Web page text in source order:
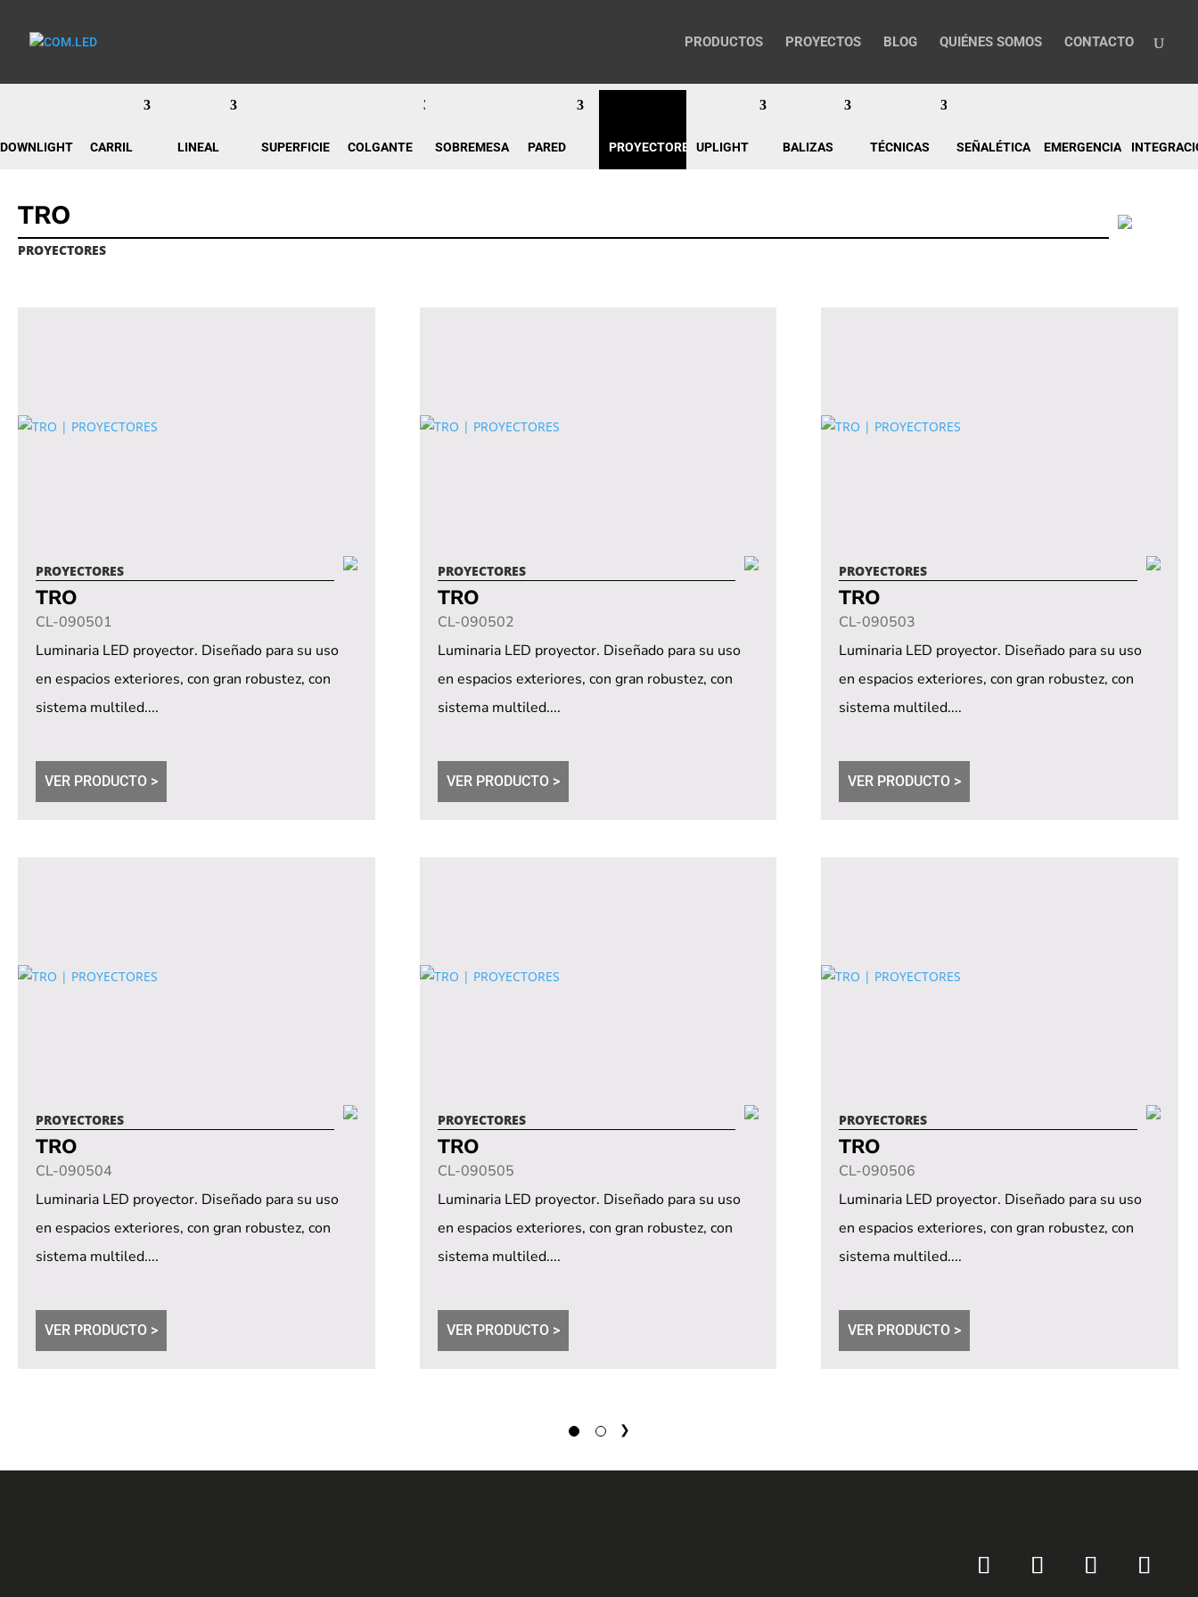
PRODUCTOS PROYECTOS BLOG QUIÉNES SOMOS CONTACTO
DOWNLIGHT CARRIL LINEAL SUPERFICIE COLGANTE SOBREMESA PARED PROYECTORESUPLIGHT BALIZAS TÉCNICAS SEÑALÉTICA EMERGENCIA
TRO
PROYECTORES
PROYECTORES
TRO
CL-090501
Luminaria LED proyector. Diseñado para su uso
en espacios exteriores, con gran robustez, con
sistema multiled....
VER PRODUCTO >
PROYECTORES
TRO
CL-090502
Luminaria LED proyector. Diseñado para su uso
en espacios exteriores, con gran robustez, con
sistema multiled....
VER PRODUCTO >
PROYECTORES
TRO
CL-090503
Luminaria LED proyector. Diseñado para su uso
en espacios exteriores, con gran robustez, con
sistema multiled....
VER PRODUCTO >
PROYECTORES
TRO
CL-090504
Luminaria LED proyector. Diseñado para su uso
en espacios exteriores, con gran robustez, con
sistema multiled....
VER PRODUCTO >
PROYECTORES
TRO
CL-090505
Luminaria LED proyector. Diseñado para su uso
en espacios exteriores, con gran robustez, con
sistema multiled....
VER PRODUCTO >
PROYECTORES
TRO
CL-090506
Luminaria LED proyector. Diseñado para su uso
en espacios exteriores, con gran robustez, con
sistema multiled....
VER PRODUCTO >
1 2 →